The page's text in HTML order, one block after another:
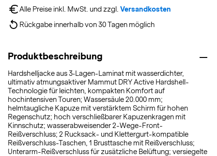
Alle Preise inkl. MwSt. und zzgl. Versandkosten
Rückgabe innerhalb von 30 Tagen möglich
Produktbeschreibung
Hardshelljacke aus 3‑Lagen-Laminat mit wasserdichter,
ultimativ atmungsaktiver Mammut DRY Active Hardshell-
Technologie für leichten, kompakten Komfort auf
hochintensiven Touren; Wassersäule 20.000 mm;
helmtaugliche Kapuze mit verstärktem Schirm für hohen
Regenschutz; hoch verschließbarer Kapuzenkragen mit
Kinnschutz; wasserabweisender 2-Wege-Front-
Reißverschluss; 2 Rucksack- und Klettergurt-kompatible
Reißverschluss-Taschen, 1 Brusttasche mit Reißverschluss;
Unterarm-Reißverschluss für zusätzliche Belüftung; versiegelte